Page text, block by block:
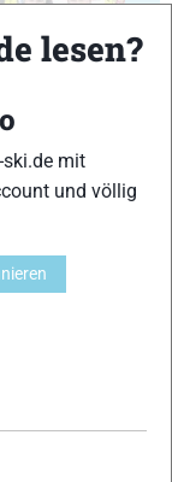
32
lesen?
ski.de mit
und völlig